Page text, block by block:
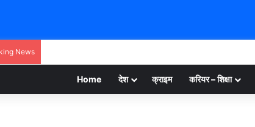
News
Home देश क्राइम करियर – शिक्षा